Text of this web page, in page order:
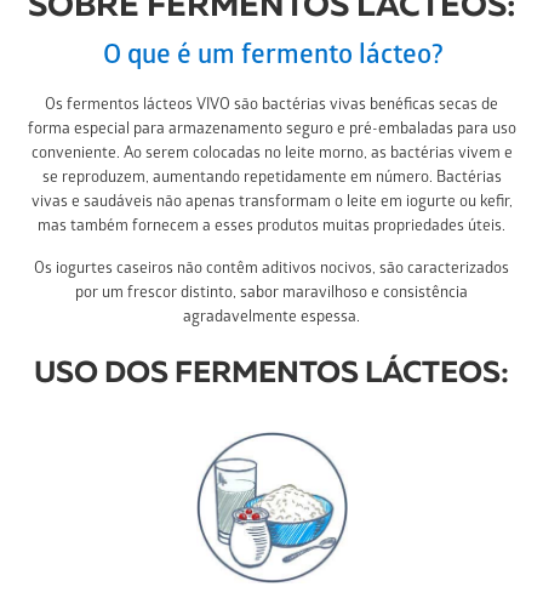
SOBRE FERMENTOS LÁCTEOS:
O que é um fermento lácteo?
Os fermentos lácteos VIVO são bactérias vivas benéficas secas de
forma especial para armazenamento seguro e pré-embaladas para uso
conveniente. Ao serem colocadas no leite morno, as bactérias vivem e
se reproduzem, aumentando repetidamente em número. Bactérias
vivas e saudáveis não apenas transformam o leite em iogurte ou kefir,
mas também fornecem a esses produtos muitas propriedades úteis.
Os iogurtes caseiros não contêm aditivos nocivos, são caracterizados
por um frescor distinto, sabor maravilhoso e consistência
agradavelmente espessa.
USO DOS FERMENTOS LÁCTEOS: